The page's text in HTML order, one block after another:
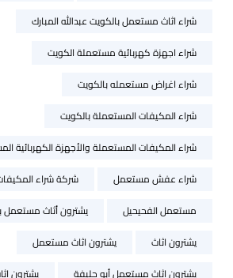
شراء اثاث مستعمل بالكويت عبدالله المبارك
شراء اجهزة كهربائية مستعملة الكويت
شراء اغراض مستعمله بالكويت
شراء المكيفات المستعملة بالكويت
شراء المكيفات المستعملة والأجهزة الكهربائية
شراء عفش مستعمل
شركة شراء
مستعمل الفحيحيل
يشترون أثاث مستعمل
يشترون اثاث
يشترون اثاث مستعمل
يشترون اثاث مستعمل أبو حليفة
يشترون